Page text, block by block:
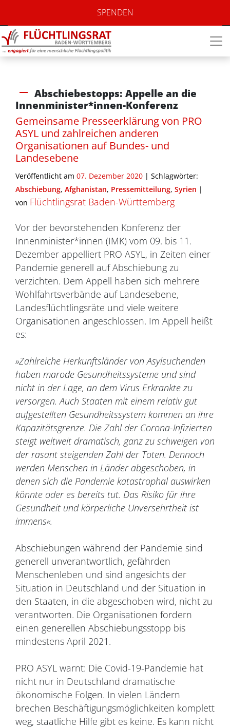
SPENDEN
Abschiebestopps: Appelle an die
Innenminister*innen-Konferenz
Gemeinsame Presseerklärung von PRO
ASYL und zahlreichen anderen
Organisationen auf Bundes- und
Landesebene
Veröffentlicht am 07. Dezember 2020 | Schlagwörter:
Abschiebung, Afghanistan, Pressemitteilung, Syrien |
von Flüchtlingsrat Baden-Württemberg
Vor der bevorstehenden Konferenz der
Innenminister*innen (IMK) vom 09. bis 11.
Dezember appelliert PRO ASYL, in Zeiten einer
Pandemie generell auf Abschiebung zu
verzichten. Dem Appell haben sich mehrere
Wohlfahrtsverbände auf Landesebene,
Landesflüchtlingsräte und viele weitere
Organisationen angeschlossen. Im Appell heißt
es:
»Zahlreiche Herkunftsländer von Asylsuchenden
haben marode Gesundheitssysteme und sind
nicht in der Lage, an dem Virus Erkrankte zu
versorgen. Auch Staaten mit einem relativ gut
aufgestellten Gesundheitssystem kommen an ihre
Kapazitätsgrenze. Die Zahl der Corona-Infizierten
steigt weltweit dramatisch, ganz zu schweigen von
der rasant steigenden Zahl der Toten. Dennoch
werden Menschen in Länder abgeschoben, in
denen sich die Pandemie katastrophal auswirken
könnte oder es bereits tut. Das Risiko für ihre
Gesundheit und körperliche Unversehrtheit ist
immens«.
Abschiebungen während der Pandemie sind
generell unverantwortlich, gefährden
Menschenleben und sind angesichts der
Situation in Deutschland und der Situation in
den Staaten, in die abgeschoben wird, nicht zu
verantworten. Die Organisationen fordern
einen generellen Abschiebungsstopp bis
mindestens April 2021.
PRO ASYL warnt: Die Covid-19-Pandemie hat
nicht nur in Deutschland dramatische
ökonomische Folgen. In vielen Ländern
brechen Beschäftigungsmöglichkeiten komplett
weg, staatliche Hilfe gibt es keine. Es kann nicht